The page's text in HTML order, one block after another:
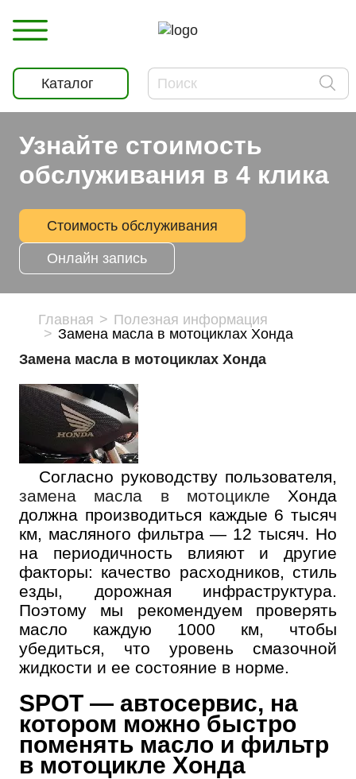
Каталог
Узнайте стоимость
обслуживания в 4 клика
Стоимость обслуживания
Онлайн запись
Главная
Полезная информация
Замена масла в мотоциклах Хонда
Замена масла в мотоциклах Хонда
Согласно руководству пользователя,
замена масла в мотоцикле Хонда
должна производиться каждые 6 тысяч
км, масляного фильтра — 12 тысяч. Но
на периодичность влияют и другие
факторы: качество расходников, стиль
езды, дорожная инфраструктура.
Поэтому мы рекомендуем проверять
масло каждую 1000 км, чтобы
убедиться, что уровень смазочной
жидкости и ее состояние в норме.
SPOT — автосервис, на
котором можно быстро
поменять масло и фильтр
в мотоцикле Хонда